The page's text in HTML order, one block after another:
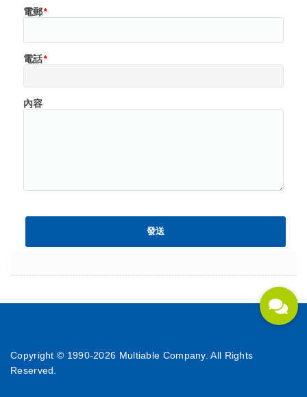
電郵*
電話*
內容
Copyright © 1990-2026 Multiable Company. All Rights
Reserved.